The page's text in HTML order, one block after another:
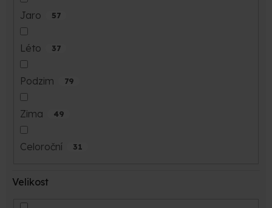
Jaro 57
Léto 37
Podzim 79
Zima 49
Celoroční 31
Velikost